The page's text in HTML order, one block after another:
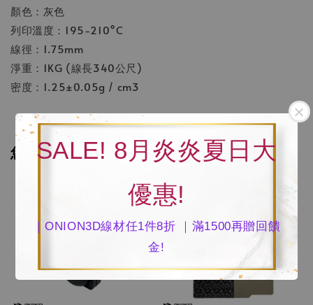
SALE! 8月炎炎夏日大
優惠!
｜ONION3D線材任1件8折 ｜滿1500再贈回饋
金!
顏色：灰色
列印溫度：195-210°C
線徑：1.75mm
淨重：1KG (線長340公尺)
密度：1.25±0.05g / cm3
您可能也喜歡